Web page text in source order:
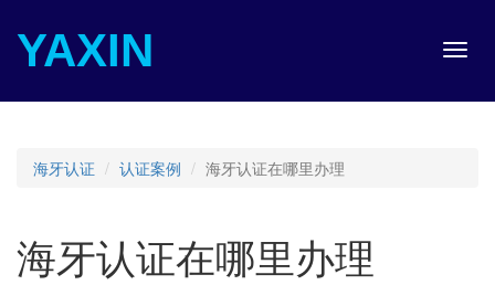
YAXIN
海牙认证 认证案例 海牙认证在哪里办理
海牙认证在哪里办理